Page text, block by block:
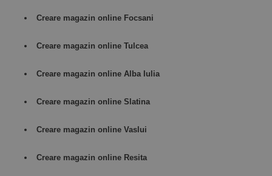
Creare magazin online Focsani
Creare magazin online Tulcea
Creare magazin online Alba Iulia
Creare magazin online Slatina
Creare magazin online Vaslui
Creare magazin online Resita